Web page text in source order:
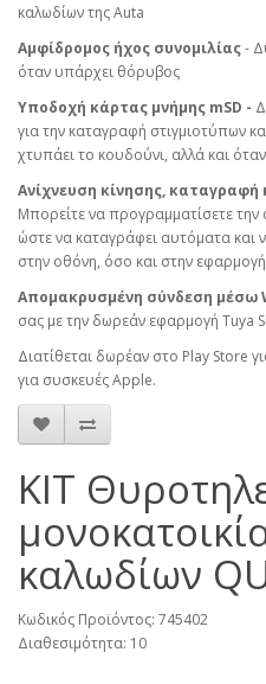
καλωδίων της Auta
Αμφίδρομος ήχος συνομιλίας-
όταν υπάρχει θόρυβος
Υποδοχή κάρτας μνήμης mSD -
για την καταγραφή στιγμιοτύπων
χτυπάει το κουδούνι, αλλά και όταν
Ανίχνευση κίνησης,
Μπορείτε να προγραμματίσετε την
ώστε να καταγράφει αυτόματα και
στην οθόνη, όσο και στην
Απομακρυσμένη σύνδεση μέσω
σας με την δωρεάν εφαρμογή Tuya
Διατίθεται δωρέαν στο Play Store
για συσκευές Apple.
KIT
καλωδίων
Κωδικός Προϊόντος: 745402
Διαθεσιμότητα: 10